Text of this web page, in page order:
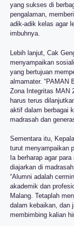
yang sukses di
pengalaman,
adik-adik kelas agar
imbuhnya.
Lebih lanjut, Cak
menyampaikan
yang bertujuan
almamater. “PAMAN
Zona Integritas MAN
harus terus
aktif dalam berbagai
madrasah dan
Sementara itu,
turut menyampaikan
Ia berharap agar
diajarkan di
“Alumni adalah
akademik dan
Malang. Tetaplah
dalam kebaikan, dan
membimbing kalian